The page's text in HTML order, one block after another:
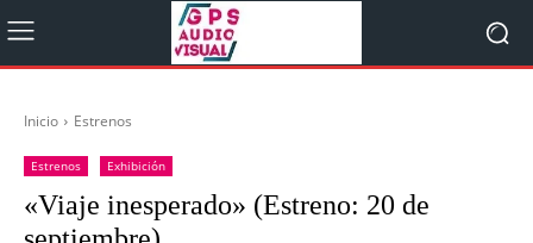
Inicio Estrenos
Estrenos Exhibición
«Viaje inesperado» (Estreno: 20 de